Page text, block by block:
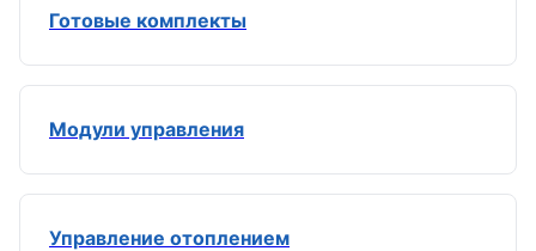
Готовые комплекты
Модули управления
Управление отоплением